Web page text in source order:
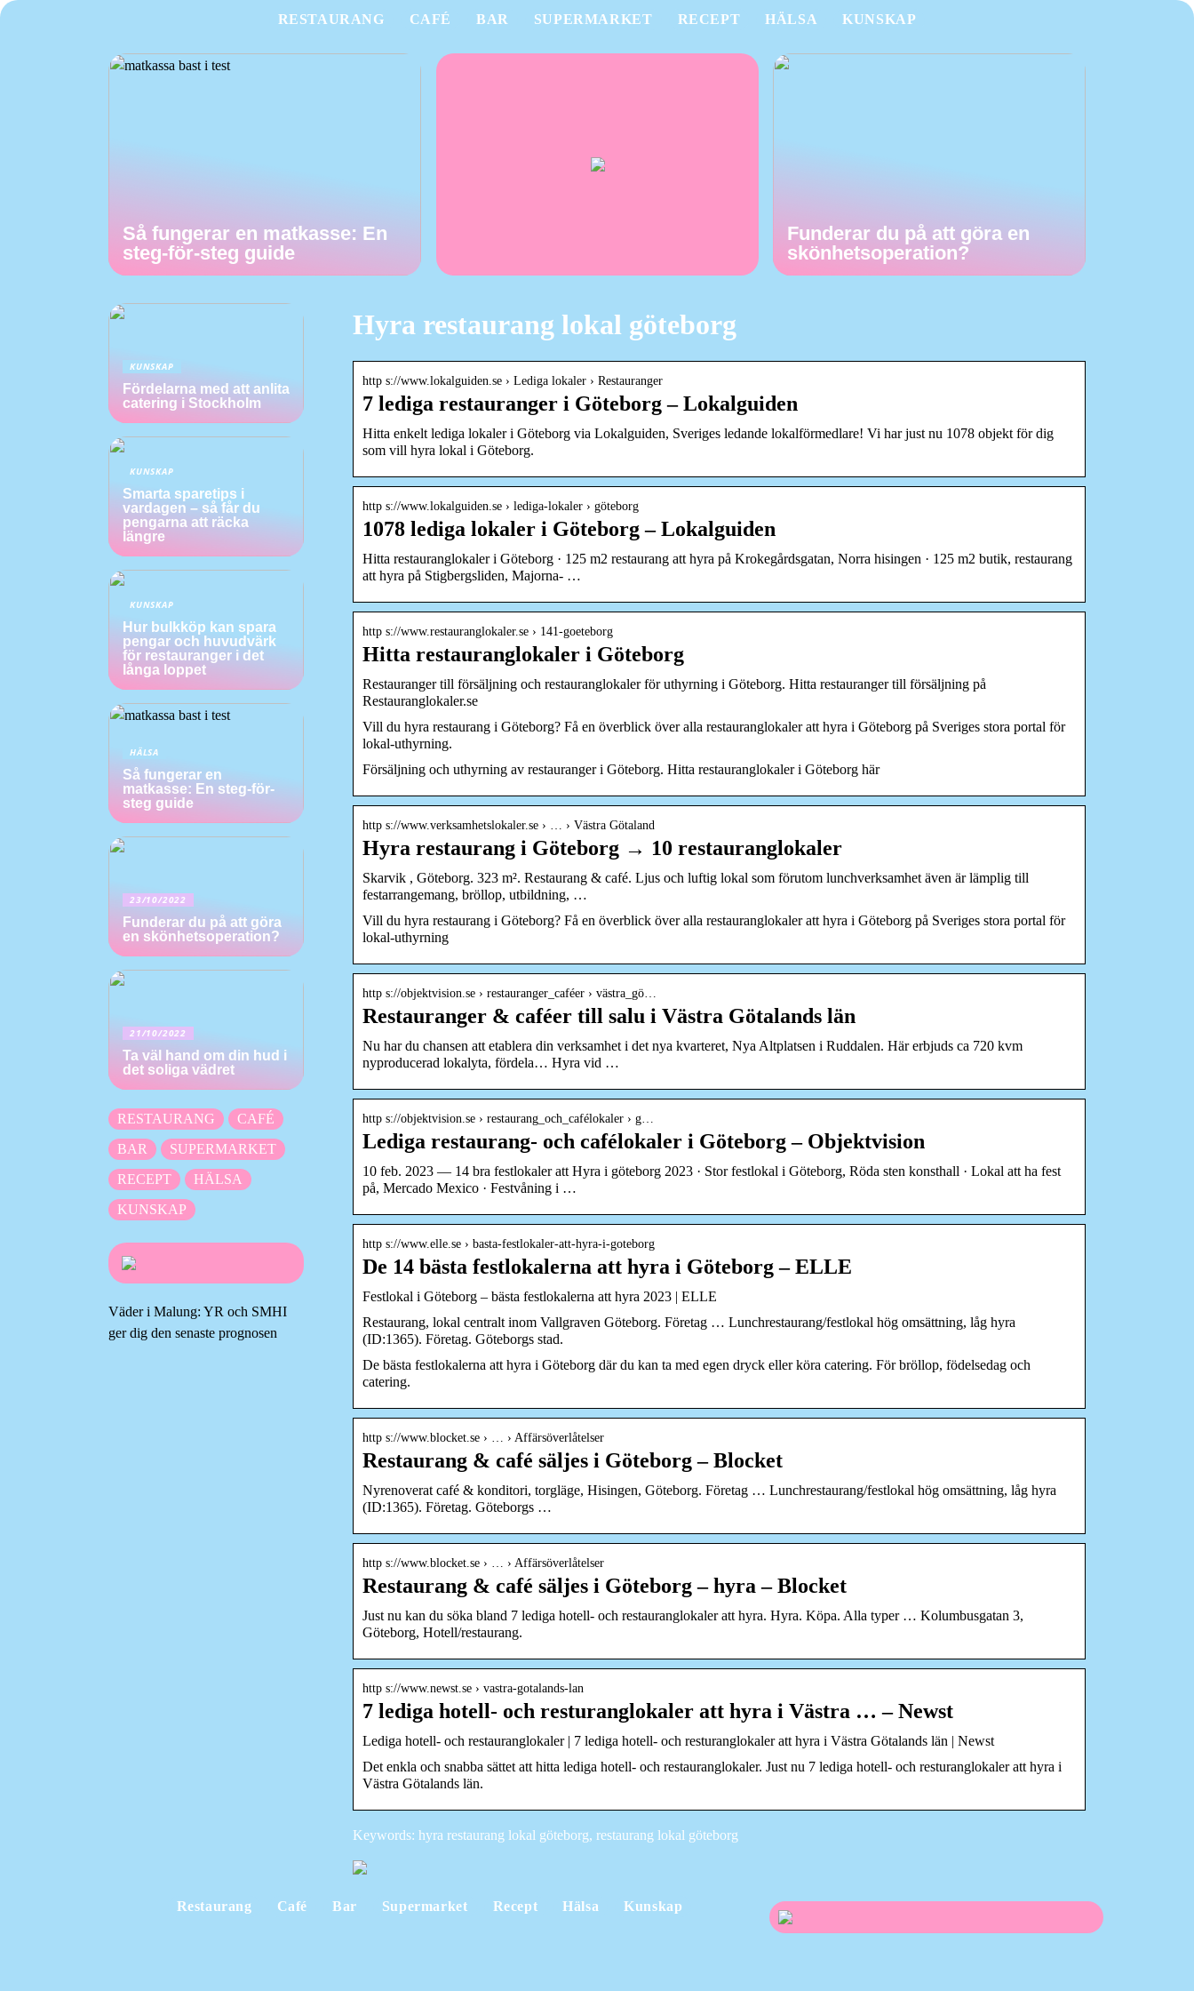
RESTAURANG CAFÉ BAR SUPERMARKET RECEPT HÄLSA KUNSKAP
Så fungerar en matkasse: En
steg-för-steg guide
Funderar du på att göra en
skönhetsoperation?
Hyra restaurang lokal göteborg
http s://www.lokalguiden.se › Lediga lokaler › Restauranger
7 lediga restauranger i Göteborg – Lokalguiden
Hitta enkelt lediga lokaler i Göteborg via Lokalguiden, Sveriges ledande lokalförmedlare! Vi har just nu 1078 objekt för dig
som vill hyra lokal i Göteborg.
http s://www.lokalguiden.se › lediga-lokaler › göteborg
1078 lediga lokaler i Göteborg – Lokalguiden
Hitta restauranglokaler i Göteborg · 125 m2 restaurang att hyra på Krokegårdsgatan, Norra hisingen · 125 m2 butik, restaurang
att hyra på Stigbergsliden, Majorna- …
http s://www.restauranglokaler.se › 141-goeteborg
Hitta restauranglokaler i Göteborg
Restauranger till försäljning och restauranglokaler för uthyrning i Göteborg. Hitta restauranger till försäljning på
Restauranglokaler.se
Vill du hyra restaurang i Göteborg? Få en överblick över alla restauranglokaler att hyra i Göteborg på Sveriges stora portal för
lokal-uthyrning.
Försäljning och uthyrning av restauranger i Göteborg. Hitta restauranglokaler i Göteborg här
http s://www.verksamhetslokaler.se › … › Västra Götaland
Hyra restaurang i Göteborg → 10 restauranglokaler
Skarvik , Göteborg. 323 m². Restaurang & café. Ljus och luftig lokal som förutom lunchverksamhet även är lämplig till
festarrangemang, bröllop, utbildning, …
Vill du hyra restaurang i Göteborg? Få en överblick över alla restauranglokaler att hyra i Göteborg på Sveriges stora portal för
lokal-uthyrning
http s://objektvision.se › restauranger_caféer › västra_gö…
Restauranger & caféer till salu i Västra Götalands län
Nu har du chansen att etablera din verksamhet i det nya kvarteret, Nya Altplatsen i Ruddalen. Här erbjuds ca 720 kvm
nyproducerad lokalyta, fördela… Hyra vid …
http s://objektvision.se › restaurang_och_cafélokaler › g…
Lediga restaurang- och cafélokaler i Göteborg – Objektvision
10 feb. 2023 — 14 bra festlokaler att Hyra i göteborg 2023 · Stor festlokal i Göteborg, Röda sten konsthall · Lokal att ha fest
på, Mercado Mexico · Festvåning i …
http s://www.elle.se › basta-festlokaler-att-hyra-i-goteborg
De 14 bästa festlokalerna att hyra i Göteborg – ELLE
Festlokal i Göteborg – bästa festlokalerna att hyra 2023 | ELLE
Restaurang, lokal centralt inom Vallgraven Göteborg. Företag … Lunchrestaurang/festlokal hög omsättning, låg hyra
(ID:1365). Företag. Göteborgs stad.
De bästa festlokalerna att hyra i Göteborg där du kan ta med egen dryck eller köra catering. För bröllop, födelsedag och
catering.
http s://www.blocket.se › … › Affärsöverlåtelser
Restaurang & café säljes i Göteborg – Blocket
Nyrenoverat café & konditori, torgläge, Hisingen, Göteborg. Företag … Lunchrestaurang/festlokal hög omsättning, låg hyra
(ID:1365). Företag. Göteborgs …
http s://www.blocket.se › … › Affärsöverlåtelser
Restaurang & café säljes i Göteborg – hyra – Blocket
Just nu kan du söka bland 7 lediga hotell- och restauranglokaler att hyra. Hyra. Köpa. Alla typer … Kolumbusgatan 3,
Göteborg, Hotell/restaurang.
http s://www.newst.se › vastra-gotalands-lan
7 lediga hotell- och resturanglokaler att hyra i Västra … – Newst
Lediga hotell- och restauranglokaler | 7 lediga hotell- och resturanglokaler att hyra i Västra Götalands län | Newst
Det enkla och snabba sättet att hitta lediga hotell- och restauranglokaler. Just nu 7 lediga hotell- och resturanglokaler att hyra i
Västra Götalands län.
Keywords: hyra restaurang lokal göteborg, restaurang lokal göteborg
KUNSKAP
Fördelarna med att anlita
catering i Stockholm
KUNSKAP
Smarta sparetips i
vardagen – så får du
pengarna att räcka
längre
KUNSKAP
Hur bulkköp kan spara
pengar och huvudvärk
för restauranger i det
långa loppet
HÄLSA
Så fungerar en
matkasse: En steg-för-
steg guide
23/10/2022
Funderar du på att göra
en skönhetsoperation?
21/10/2022
Ta väl hand om din hud i
det soliga vädret
RESTAURANG
CAFÉ
BAR
SUPERMARKET
RECEPT
HÄLSA
KUNSKAP
Väder i Malung: YR och SMHI
ger dig den senaste prognosen
Restaurang Café Bar Supermarket Recept Hälsa Kunskap